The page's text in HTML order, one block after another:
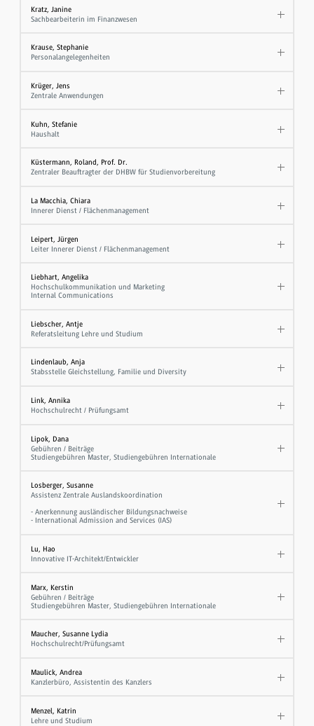
Kratz, Janine
Sachbearbeiterin im Finanzwesen
Krause, Stephanie
Personalangelegenheiten
Krüger, Jens
Zentrale Anwendungen
Kuhn, Stefanie
Haushalt
Küstermann, Roland, Prof. Dr.
Zentraler Beauftragter der DHBW für Studienvorbereitung
La Macchia, Chiara
Innerer Dienst / Flächenmanagement
Leipert, Jürgen
Leiter Innerer Dienst / Flächenmanagement
Liebhart, Angelika
Hochschulkommunikation und Marketing
Internal Communications
Liebscher, Antje
Referatsleitung Lehre und Studium
Lindenlaub, Anja
Stabsstelle Gleichstellung, Familie und Diversity
Link, Annika
Hochschulrecht / Prüfungsamt
Lipok, Dana
Gebühren / Beiträge
Studiengebühren Master, Studiengebühren Internationale
Losberger, Susanne
Assistenz Zentrale Auslandskoordination
- Anerkennung ausländischer Bildungsnachweise
- International Admission and Services (IAS)
Lu, Hao
Innovative IT-Architekt/Entwickler
Marx, Kerstin
Gebühren / Beiträge
Studiengebühren Master, Studiengebühren Internationale
Maucher, Susanne Lydia
Hochschulrecht/Prüfungsamt
Maulick, Andrea
Kanzlerbüro, Assistentin des Kanzlers
Menzel, Katrin
Lehre und Studium